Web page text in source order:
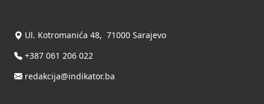
Ul. Kotromanića 48, 71000 Sarajevo
+387 061 206 022
redakcija@indikator.ba